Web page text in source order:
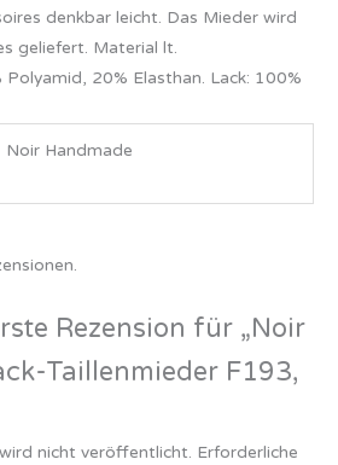
denkbar leicht. Das Mieder wird
geliefert. Material lt.
20% Elasthan. Lack: 100%
Noir Handmade
Rezension für „Noir
Taillenmieder F193,
nicht veröffentlicht. Erforderliche